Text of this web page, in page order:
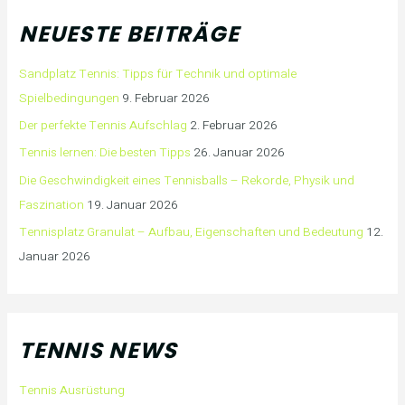
NEUESTE BEITRÄGE
Sandplatz Tennis: Tipps für Technik und optimale
Spielbedingungen 9. Februar 2026
Der perfekte Tennis Aufschlag 2. Februar 2026
Tennis lernen: Die besten Tipps 26. Januar 2026
Die Geschwindigkeit eines Tennisballs – Rekorde, Physik und
Faszination 19. Januar 2026
Tennisplatz Granulat – Aufbau, Eigenschaften und Bedeutung 12.
Januar 2026
TENNIS NEWS
Tennis Ausrüstung